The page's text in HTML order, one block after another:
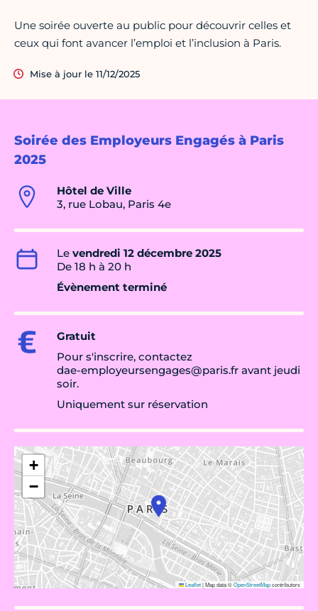
Soirée des Employeurs Engagés à Paris
2025
Hôtel de Ville
3, rue Lobau, Paris 4e
Le vendredi 12 décembre 2025
De 18 h à 20 h
Évènement terminé
Gratuit
Pour s'inscrire, contactez
dae-employeursengages@paris.fr avant jeudi
soir.
Uniquement sur réservation
+
−
Leaflet|Map data ©OpenStreetMapcontributors
Une soirée ouverte au public pour découvrir celles et
ceux qui font avancer l’emploi et l’inclusion à Paris.
Mise à jour le 11/12/2025